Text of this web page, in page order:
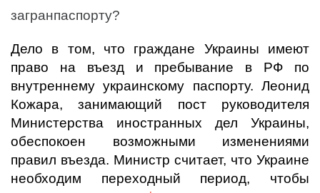
загранпаспорту?
Дело в том, что граждане Украины имеют
право на въезд и пребывание в РФ по
внутреннему украинскому паспорту. Леонид
Кожара, занимающий пост руководителя
Министерства иностранных дел Украины,
обеспокоен возможными изменениями
правил въезда. Министр считает, что Украине
необходим переходный период, чтобы